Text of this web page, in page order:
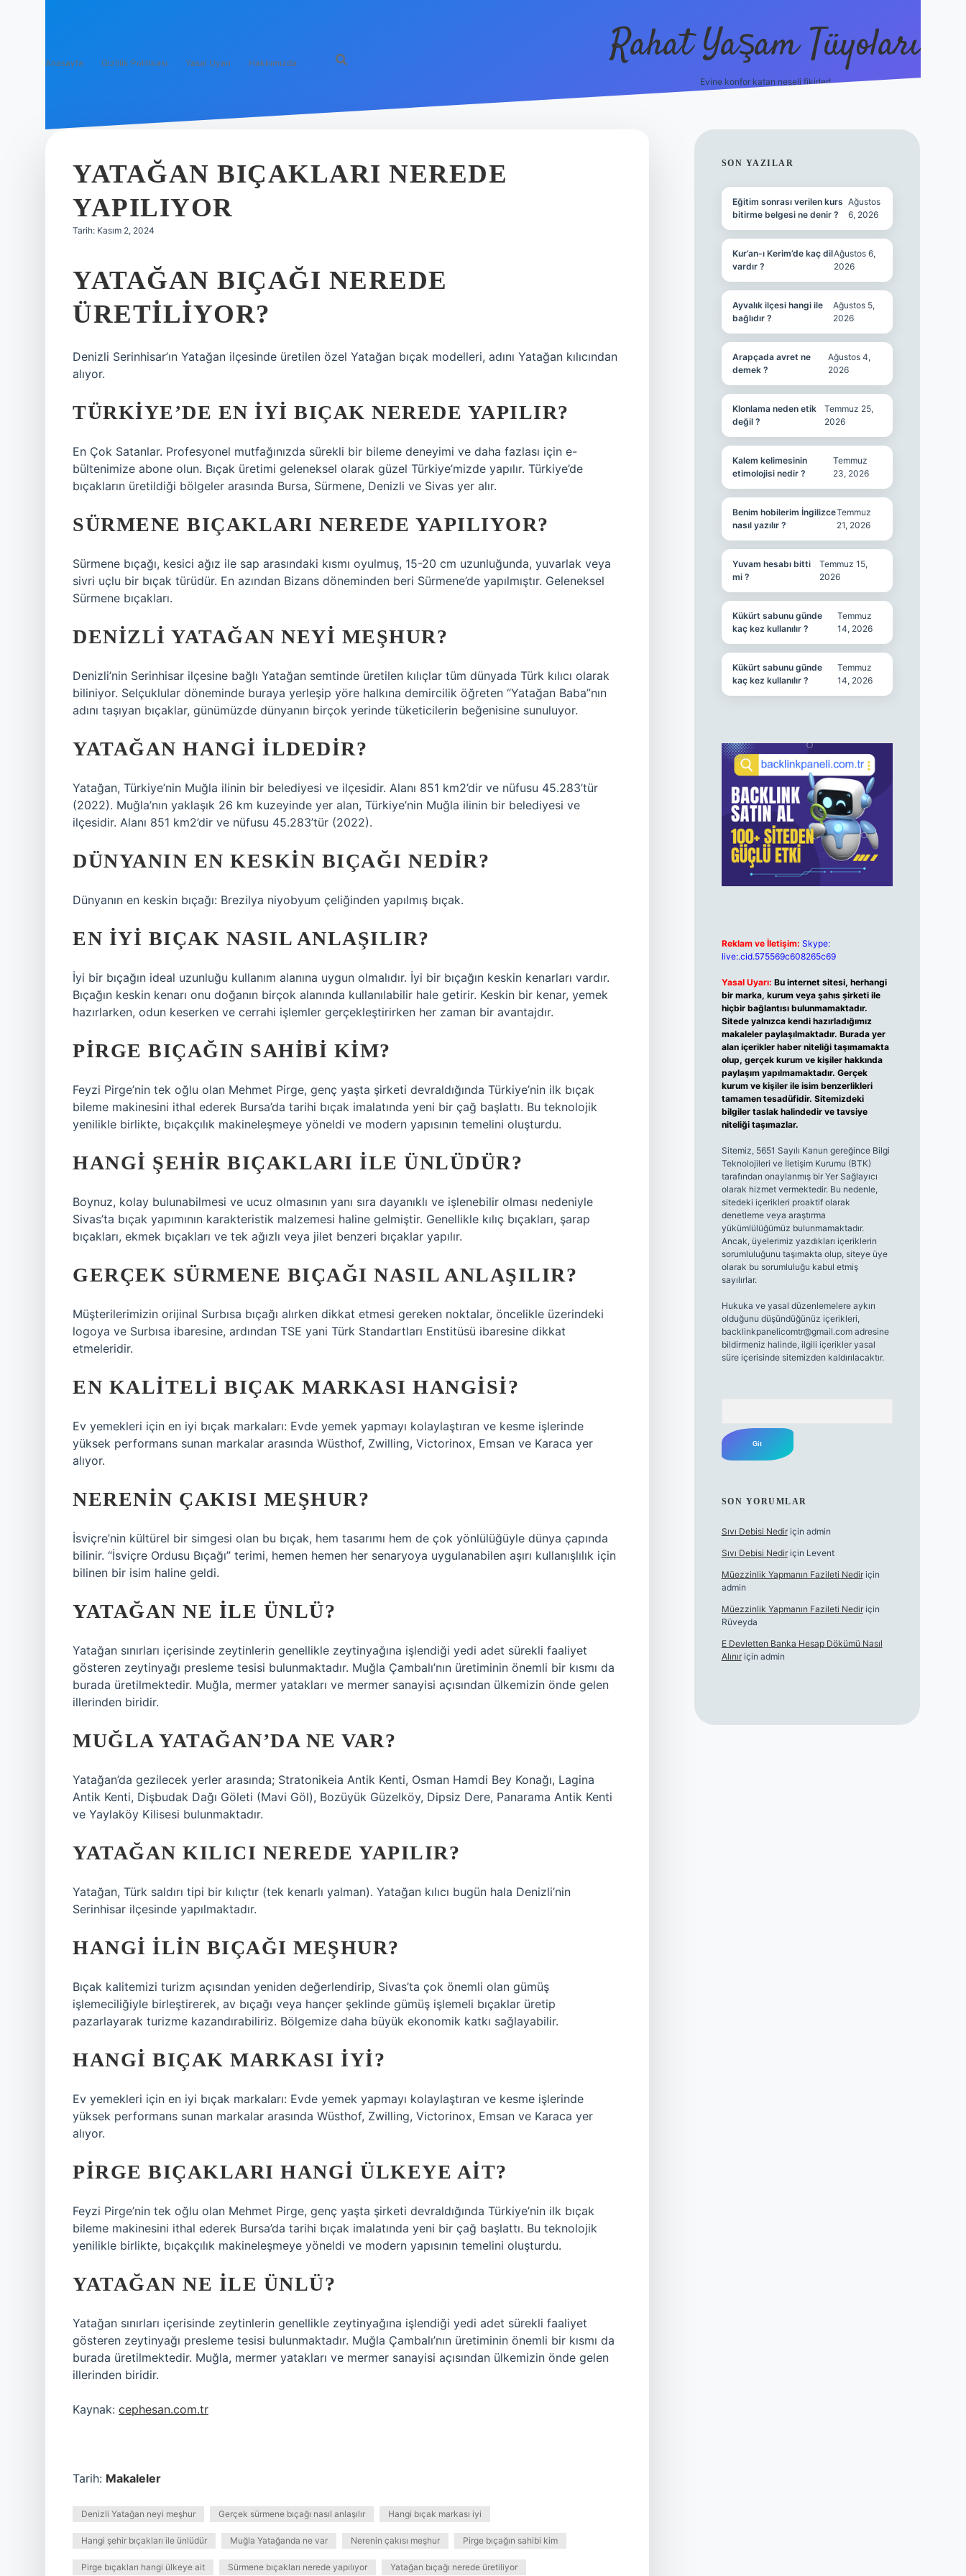
Anasayfa Gizlilik Politikası Yasal Uyarı Hakkımızda Rahat Yaşam Tüyoları
Evine konfor katan neşeli fikirler!
YATAĞAN BIÇAKLARI NEREDE
YAPILIYOR
Tarih: Kasım 2, 2024
YATAĞAN BIÇAĞI NEREDE
ÜRETILIYOR?
Denizli Serinhisar’ın Yatağan ilçesinde üretilen özel Yatağan bıçak modelleri, adını Yatağan kılıcından
alıyor.
TÜRKIYE’DE EN IYI BIÇAK NEREDE YAPILIR?
En Çok Satanlar. Profesyonel mutfağınızda sürekli bir bileme deneyimi ve daha fazlası için e-
bültenimize abone olun. Bıçak üretimi geleneksel olarak güzel Türkiye’mizde yapılır. Türkiye’de
bıçakların üretildiği bölgeler arasında Bursa, Sürmene, Denizli ve Sivas yer alır.
SÜRMENE BIÇAKLARI NEREDE YAPILIYOR?
Sürmene bıçağı, kesici ağız ile sap arasındaki kısmı oyulmuş, 15-20 cm uzunluğunda, yuvarlak veya
sivri uçlu bir bıçak türüdür. En azından Bizans döneminden beri Sürmene’de yapılmıştır. Geleneksel
Sürmene bıçakları.
DENIZLI YATAĞAN NEYI MEŞHUR?
Denizli’nin Serinhisar ilçesine bağlı Yatağan semtinde üretilen kılıçlar tüm dünyada Türk kılıcı olarak
biliniyor. Selçuklular döneminde buraya yerleşip yöre halkına demircilik öğreten “Yatağan Baba”nın
adını taşıyan bıçaklar, günümüzde dünyanın birçok yerinde tüketicilerin beğenisine sunuluyor.
YATAĞAN HANGI ILDEDIR?
Yatağan, Türkiye’nin Muğla ilinin bir belediyesi ve ilçesidir. Alanı 851 km2’dir ve nüfusu 45.283’tür
(2022). Muğla’nın yaklaşık 26 km kuzeyinde yer alan, Türkiye’nin Muğla ilinin bir belediyesi ve
ilçesidir. Alanı 851 km2’dir ve nüfusu 45.283’tür (2022).
DÜNYANIN EN KESKIN BIÇAĞI NEDIR?
Dünyanın en keskin bıçağı: Brezilya niyobyum çeliğinden yapılmış bıçak.
EN IYI BIÇAK NASIL ANLAŞILIR?
İyi bir bıçağın ideal uzunluğu kullanım alanına uygun olmalıdır. İyi bir bıçağın keskin kenarları vardır.
Bıçağın keskin kenarı onu doğanın birçok alanında kullanılabilir hale getirir. Keskin bir kenar, yemek
hazırlarken, odun keserken ve cerrahi işlemler gerçekleştirirken her zaman bir avantajdır.
PIRGE BIÇAĞIN SAHIBI KIM?
Feyzi Pirge’nin tek oğlu olan Mehmet Pirge, genç yaşta şirketi devraldığında Türkiye’nin ilk bıçak
bileme makinesini ithal ederek Bursa’da tarihi bıçak imalatında yeni bir çağ başlattı. Bu teknolojik
yenilikle birlikte, bıçakçılık makineleşmeye yöneldi ve modern yapısının temelini oluşturdu.
HANGI ŞEHIR BIÇAKLARI ILE ÜNLÜDÜR?
Boynuz, kolay bulunabilmesi ve ucuz olmasının yanı sıra dayanıklı ve işlenebilir olması nedeniyle
Sivas’ta bıçak yapımının karakteristik malzemesi haline gelmiştir. Genellikle kılıç bıçakları, şarap
bıçakları, ekmek bıçakları ve tek ağızlı veya jilet benzeri bıçaklar yapılır.
GERÇEK SÜRMENE BIÇAĞI NASIL ANLAŞILIR?
Müşterilerimizin orijinal Surbısa bıçağı alırken dikkat etmesi gereken noktalar, öncelikle üzerindeki
logoya ve Surbısa ibaresine, ardından TSE yani Türk Standartları Enstitüsü ibaresine dikkat
etmeleridir.
EN KALITELI BIÇAK MARKASI HANGISI?
Ev yemekleri için en iyi bıçak markaları: Evde yemek yapmayı kolaylaştıran ve kesme işlerinde
yüksek performans sunan markalar arasında Wüsthof, Zwilling, Victorinox, Emsan ve Karaca yer
alıyor.
NERENIN ÇAKISI MEŞHUR?
İsviçre’nin kültürel bir simgesi olan bu bıçak, hem tasarımı hem de çok yönlülüğüyle dünya çapında
bilinir. “İsviçre Ordusu Bıçağı” terimi, hemen hemen her senaryoya uygulanabilen aşırı kullanışlılık için
bilinen bir isim haline geldi.
YATAĞAN NE ILE ÜNLÜ?
Yatağan sınırları içerisinde zeytinlerin genellikle zeytinyağına işlendiği yedi adet sürekli faaliyet
gösteren zeytinyağı presleme tesisi bulunmaktadır. Muğla Çambalı’nın üretiminin önemli bir kısmı da
burada üretilmektedir. Muğla, mermer yatakları ve mermer sanayisi açısından ülkemizin önde gelen
illerinden biridir.
MUĞLA YATAĞAN’DA NE VAR?
Yatağan’da gezilecek yerler arasında; Stratonikeia Antik Kenti, Osman Hamdi Bey Konağı, Lagina
Antik Kenti, Dişbudak Dağı Göleti (Mavi Göl), Bozüyük Güzelköy, Dipsiz Dere, Panarama Antik Kenti
ve Yaylaköy Kilisesi bulunmaktadır.
YATAĞAN KILICI NEREDE YAPILIR?
Yatağan, Türk saldırı tipi bir kılıçtır (tek kenarlı yalman). Yatağan kılıcı bugün hala Denizli’nin
Serinhisar ilçesinde yapılmaktadır.
HANGI ILIN BIÇAĞI MEŞHUR?
Bıçak kalitemizi turizm açısından yeniden değerlendirip, Sivas’ta çok önemli olan gümüş
işlemeciliğiyle birleştirerek, av bıçağı veya hançer şeklinde gümüş işlemeli bıçaklar üretip
pazarlayarak turizme kazandırabiliriz. Bölgemize daha büyük ekonomik katkı sağlayabilir.
HANGI BIÇAK MARKASI IYI?
Ev yemekleri için en iyi bıçak markaları: Evde yemek yapmayı kolaylaştıran ve kesme işlerinde
yüksek performans sunan markalar arasında Wüsthof, Zwilling, Victorinox, Emsan ve Karaca yer
alıyor.
PIRGE BIÇAKLARI HANGI ÜLKEYE AIT?
Feyzi Pirge’nin tek oğlu olan Mehmet Pirge, genç yaşta şirketi devraldığında Türkiye’nin ilk bıçak
bileme makinesini ithal ederek Bursa’da tarihi bıçak imalatında yeni bir çağ başlattı. Bu teknolojik
yenilikle birlikte, bıçakçılık makineleşmeye yöneldi ve modern yapısının temelini oluşturdu.
YATAĞAN NE ILE ÜNLÜ?
Yatağan sınırları içerisinde zeytinlerin genellikle zeytinyağına işlendiği yedi adet sürekli faaliyet
gösteren zeytinyağı presleme tesisi bulunmaktadır. Muğla Çambalı’nın üretiminin önemli bir kısmı da
burada üretilmektedir. Muğla, mermer yatakları ve mermer sanayisi açısından ülkemizin önde gelen
illerinden biridir.
Kaynak: cephesan.com.tr
Tarih: Makaleler
Denizli Yatağan neyi meşhur Gerçek sürmene bıçağı nasıl anlaşılır Hangi bıçak markası iyi
Hangi şehir bıçakları ile ünlüdür Muğla Yatağanda ne var Nerenin çakısı meşhur Pirge bıçağın sahibi kim
Pirge bıçakları hangi ülkeye ait Sürmene bıçakları nerede yapılıyor Yatağan bıçağı nerede üretiliyor
SIDEBAR
SON YAZILAR
Eğitim sonrası verilen kurs
bitirme belgesi ne denir ?
Ağustos
6, 2026
Kur’an-ı Kerim’de kaç dil
vardır ?
Ağustos 6,
2026
Ayvalık ilçesi hangi ile
bağlıdır ?
Ağustos 5,
2026
Arapçada avret ne
demek ?
Ağustos 4,
2026
Klonlama neden etik
değil ?
Temmuz 25,
2026
Kalem kelimesinin
etimolojisi nedir ?
Temmuz
23, 2026
Benim hobilerim İngilizce
nasıl yazılır ?
Temmuz
21, 2026
Yuvam hesabı bitti
mi ?
Temmuz 15,
2026
Kükürt sabunu günde
kaç kez kullanılır ?
Temmuz
14, 2026
Kükürt sabunu günde
kaç kez kullanılır ?
Temmuz
14, 2026
Reklam ve İletişim: Skype:
live:.cid.575569c608265c69
Yasal Uyarı: Bu internet sitesi, herhangi
bir marka, kurum veya şahıs şirketi ile
hiçbir bağlantısı bulunmamaktadır.
Sitede yalnızca kendi hazırladığımız
makaleler paylaşılmaktadır. Burada yer
alan içerikler haber niteliği taşımamakta
olup, gerçek kurum ve kişiler hakkında
paylaşım yapılmamaktadır. Gerçek
kurum ve kişiler ile isim benzerlikleri
tamamen tesadüfidir. Sitemizdeki
bilgiler taslak halindedir ve tavsiye
niteliği taşımazlar.
Sitemiz, 5651 Sayılı Kanun gereğince Bilgi
Teknolojileri ve İletişim Kurumu (BTK)
tarafından onaylanmış bir Yer Sağlayıcı
olarak hizmet vermektedir. Bu nedenle,
sitedeki içerikleri proaktif olarak
denetleme veya araştırma
yükümlülüğümüz bulunmamaktadır.
Ancak, üyelerimiz yazdıkları içeriklerin
sorumluluğunu taşımakta olup, siteye üye
olarak bu sorumluluğu kabul etmiş
sayılırlar.
Hukuka ve yasal düzenlemelere aykırı
olduğunu düşündüğünüz içerikleri,
backlinkpanelicomtr@gmail.comadresine
bildirmeniz halinde, ilgili içerikler yasal
süre içerisinde sitemizden kaldırılacaktır.
SON YORUMLAR
Sıvı Debisi Nediriçin admin
Sıvı Debisi Nediriçin Levent
Müezzinlik Yapmanın Fazileti Nediriçin
admin
Müezzinlik Yapmanın Fazileti Nediriçin
Rüveyda
E Devletten Banka Hesap Dökümü Nasıl
Alınıriçin admin
ilbet canlı maç izle